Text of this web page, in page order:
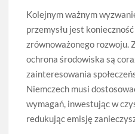
Kolejnym ważnym
przemysłu jest
zrównoważonego rozwoju.
ochrona środowiska są
zainteresowania
Niemczech musi
wymagań, inwestując w
redukując emisję